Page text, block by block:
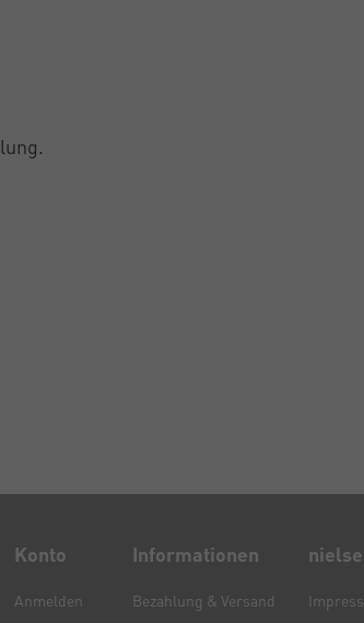
Konto
Anmelden
Informationen
Bezahlung & Versand